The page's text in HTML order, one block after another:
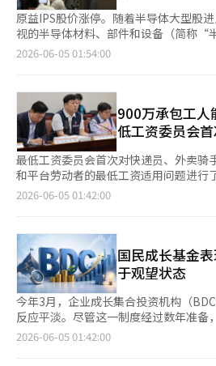
原益IPS股价涨停。随着半导体大型股
视的半导体材料、部件和设备（简称“
资金流入。 根据韩国交易所的数据，原益IPS股价较前一交易日上
别下跌2.50%和2.63%，导致投资者开始关
是原益IPS作为半导体前道工序设备制
（AI）投资的扩大，市场对其内存及先
升。当天，半导体行业内出现资金轮动
限的前道设备股受到资金集中关注。 证券界分析指出，近期作为
市场主导股的半导体大型股因短期过热
动现象显现。代信证券研究员李京敏表
积带来的过热压力，出现了获利了结的
同时，之前相对被忽视的股票开始吸引
势。” ※ 本报道经人工智能（AI）系
2026-06-05 01:54:00
900万承包工人
低工资委员会
最低工资委员会首次对快递员、外卖骑
和平台劳动者的最低工资适用问题进行
最低工资适用范围的争论正式展开。 劳动界主张应反映变化的劳
府世宗厅召开第三次全体会议，讨论承
问题。 此次讨论源于韩国雇佣劳动部部长金英勋在今年的最低工
资审议请求书中提到，是否应为承包制
定最低工资，因其工资不适合按小时、
外卖骑手和快递员、代驾司机等特雇和
者的形式签订合同，因此常常被排除在
围之外。劳动界认为，考虑到劳动市场
工资劳动者为中心的最低工资体系难以保护
2026-06-05 01:42:00
国民成长基金
于观望状态
今年3月，企业成长集合投资机构（
反应平淡。尽管这一制度经过数年准备
上市风险企业和创新企业的投资机会，
2026-06-05 01:42:00